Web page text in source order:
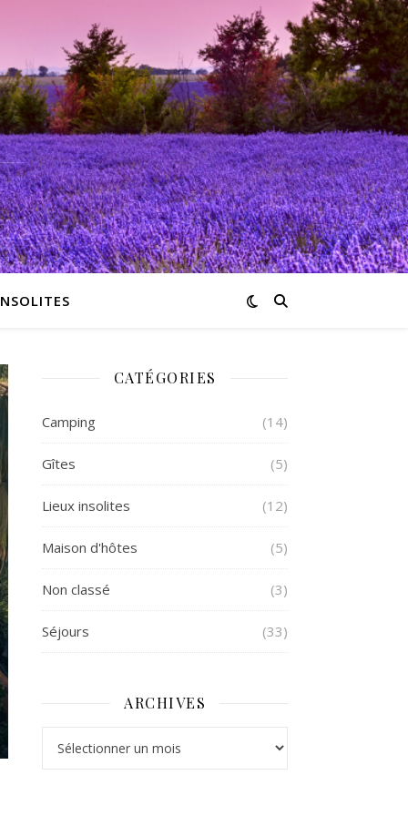
CATÉGORIES
Camping (14)
Gîtes (5)
Lieux insolites (12)
Maison d'hôtes (5)
Non classé (3)
Séjours (33)
ARCHIVES